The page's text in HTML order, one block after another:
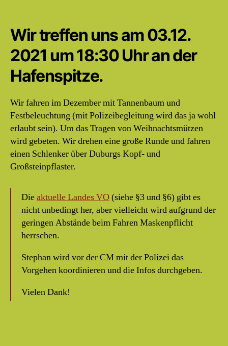
Wir treffen uns am 03.12.
2021 um 18:30 Uhr an der
Hafenspitze.
Wir fahren im Dezember mit Tannenbaum und
Festbeleuchtung (mit Polizeibegleitung wird das ja wohl
erlaubt sein). Um das Tragen von Weihnachtsmützen
wird gebeten. Wir drehen eine große Runde und fahren
einen Schlenker über Duburgs Kopf- und
Großsteinpflaster.
Dieaktuelle Landes VO(siehe §3 und §6) gibt es
nicht unbedingt her, aber vielleicht wird aufgrund der
geringen Abstände beim Fahren Maskenpflicht
herrschen.
Stephan wird vor der CM mit der Polizei das
Vorgehen koordinieren und die Infos durchgeben.
Vielen Dank!